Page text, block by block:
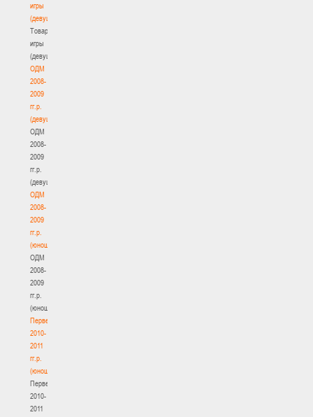
игры
(девушки)
Товарищеские
игры
(девушки)
ОДМ
2008-
2009
гг.р.
(девушки)
ОДМ
2008-
2009
гг.р.
(девушки)
ОДМ
2008-
2009
гг.р.
(юноши)
ОДМ
2008-
2009
гг.р.
(юноши)
Первенство
2010-
2011
гг.р.
(юноши)
Первенство
2010-
2011